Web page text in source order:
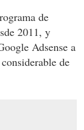
de
2011, y
Adsense a
de